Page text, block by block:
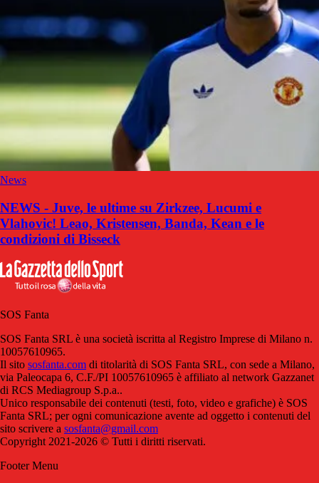
News
NEWS - Juve, le ultime su Zirkzee, Lucumi e
Vlahovic! Leao, Kristensen, Banda, Kean e le
condizioni di Bisseck
SOS Fanta
SOS Fanta SRL è una società iscritta al Registro Imprese di Milano n.
10057610965.
Il sito sosfanta.com di titolarità di SOS Fanta SRL, con sede a Milano,
via Paleocapa 6, C.F./PI 10057610965 è affiliato al network Gazzanet
di RCS Mediagroup S.p.a..
Unico responsabile dei contenuti (testi, foto, video e grafiche) è SOS
Fanta SRL; per ogni comunicazione avente ad oggetto i contenuti del
sito scrivere a sosfanta@gmail.com
Copyright 2021-2026 © Tutti i diritti riservati.
Footer Menu